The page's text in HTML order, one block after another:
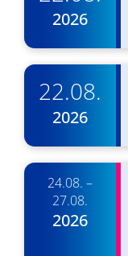
2026
22.08.
2026
24.08. –
27.08.
2026